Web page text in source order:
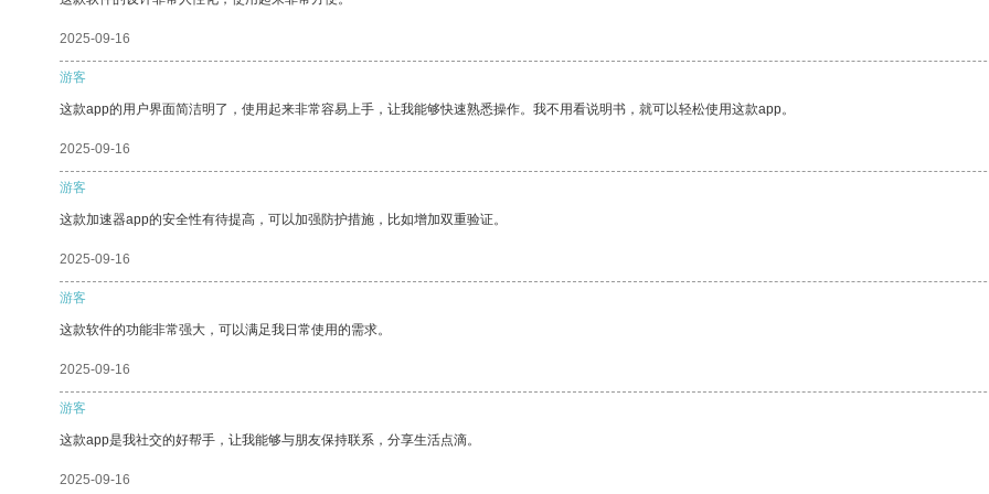
2025-09-16
游客
这款app的用户界面简洁明了，使用起来非常容易上手，让我能够快速熟悉操作。我不用看说明书，就可以轻松使用这款app。
2025-09-16
游客
这款加速器app的安全性有待提高，可以加强防护措施，比如增加双重验证。
2025-09-16
游客
这款软件的功能非常强大，可以满足我日常使用的需求。
2025-09-16
游客
这款app是我社交的好帮手，让我能够与朋友保持联系，分享生活点滴。
2025-09-16